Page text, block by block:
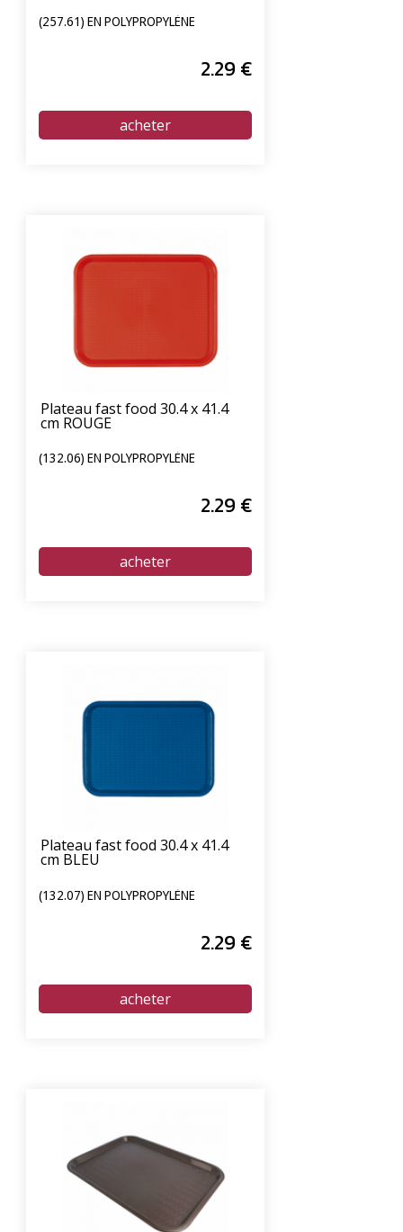
(257.61) EN POLYPROPYLÈNE
2.29 €
Plateau fast food 30.4 x 41.4
cm ROUGE
(132.06) EN POLYPROPYLÈNE
2.29 €
Plateau fast food 30.4 x 41.4
cm BLEU
(132.07) EN POLYPROPYLÈNE
2.29 €